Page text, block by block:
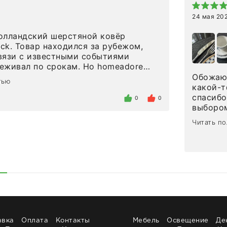
шерстяной ковёр
Товар находился за рубежом,
с известными событиями
по срокам. Но homeadore
в определенное в договоре
хочу отметить
ровно так, как хотел. Ещё
благодарность сотрудникам
0 0
24 мая
Обожаю
какой-
Читать
Оплата Контакты Мебель Освещение